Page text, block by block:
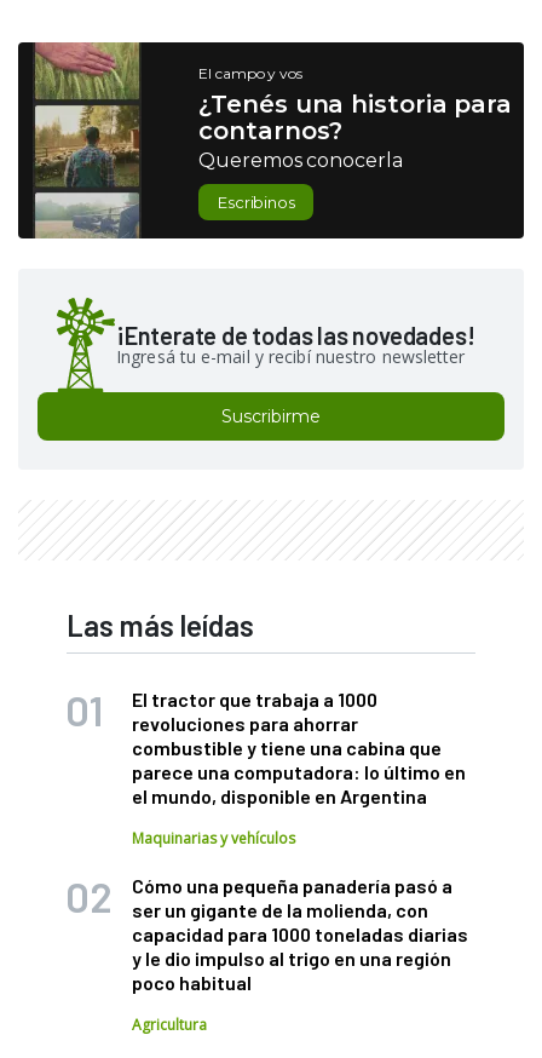
El campo y vos
¿Tenés una historia para
contarnos?
Queremos conocerla
Escribinos
¡Enterate de todas las novedades!
Ingresá tu e-mail y recibí nuestro newsletter
Suscribirme
Las más leídas
El tractor que trabaja a 1000
revoluciones para ahorrar
combustible y tiene una cabina que
parece una computadora: lo último en
el mundo, disponible en Argentina
Maquinarias y vehículos
Cómo una pequeña panadería pasó a
ser un gigante de la molienda, con
capacidad para 1000 toneladas diarias
y le dio impulso al trigo en una región
poco habitual
Agricultura